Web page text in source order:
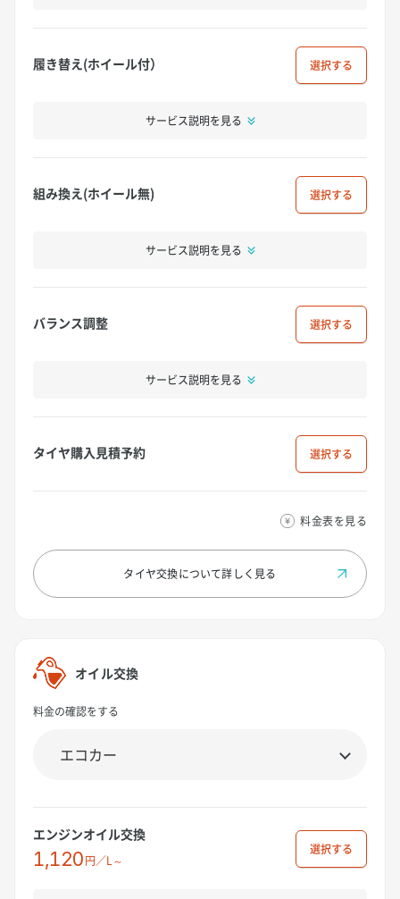
履き替え(ホイール付） 選択
サービス説明を見る
組み換え(ホイール無) 選択
サービス説明を見る
バランス調整 選択
サービス説明を見る
タイヤ購入見積予約 選択
料金表を見る
タイヤ交換について詳しく見る
オイル交換
料金の確認をする
エンジンオイル交換
1,120円／L～
選択